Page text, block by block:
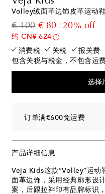
Volley绒面革边饰皮革运动
€ 100original price
€ 80discount
20% off
约 CN¥ 624
消费税
关税 报关费
包含关税与税金，不包含运
选择
订单满€600免运费
产品详细信息
Veja Kids这款“Volley”运动
面革边饰，采用经典廓形设
案，后跟拉袢印有品牌标识